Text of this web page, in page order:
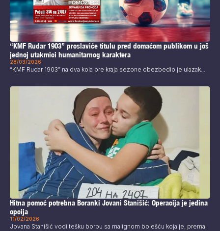
“KMF Rudar 1903” proslaviće titulu pred domaćom publikom u još
jednoj utakmici humanitarnog karaktera
28/03/2026
“KMF Rudar 1903” na dva kola pre kraja sezone obezbedio je ulazak...
Hitna pomoć potrebna Boranki Jovani Stanišić: Operacija je jedina
opcija
11/02/2026
Jovana Stanišić vodi tešku borbu sa malignom bolešću koja je, prema